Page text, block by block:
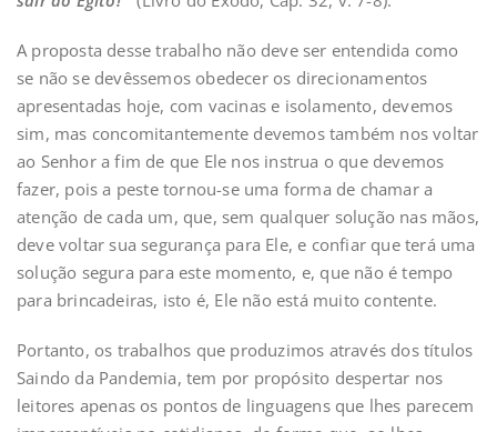
A proposta desse trabalho não deve ser entendida como
se não se devêssemos obedecer os direcionamentos
apresentadas hoje, com vacinas e isolamento, devemos
sim, mas concomitantemente devemos também nos voltar
ao Senhor a fim de que Ele nos instrua o que devemos
fazer, pois a peste tornou-se uma forma de chamar a
atenção de cada um, que, sem qualquer solução nas mãos,
deve voltar sua segurança para Ele, e confiar que terá uma
solução segura para este momento, e, que não é tempo
para brincadeiras, isto é, Ele não está muito contente.
Portanto, os trabalhos que produzimos através dos títulos
Saindo da Pandemia, tem por propósito despertar nos
leitores apenas os pontos de linguagens que lhes parecem